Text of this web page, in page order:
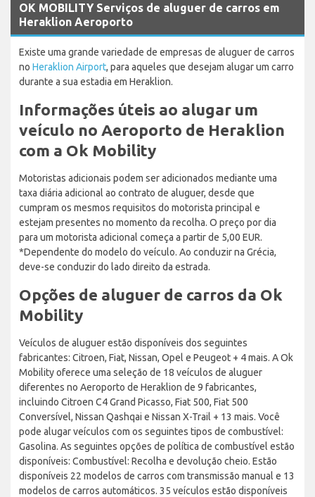
OK MOBILITY Serviços de aluguer de carros em
Heraklion Aeroporto
Existe uma grande variedade de empresas de aluguer de carros
no Heraklion Airport, para aqueles que desejam alugar um carro
durante a sua estadia em Heraklion.
Informações úteis ao alugar um
veículo no Aeroporto de Heraklion
com a Ok Mobility
Motoristas adicionais podem ser adicionados mediante uma
taxa diária adicional ao contrato de aluguer, desde que
cumpram os mesmos requisitos do motorista principal e
estejam presentes no momento da recolha. O preço por dia
para um motorista adicional começa a partir de 5,00 EUR.
*Dependente do modelo do veículo. Ao conduzir na Grécia,
deve-se conduzir do lado direito da estrada.
Opções de aluguer de carros da Ok
Mobility
Veículos de aluguer estão disponíveis dos seguintes
fabricantes: Citroen, Fiat, Nissan, Opel e Peugeot + 4 mais. A Ok
Mobility oferece uma seleção de 18 veículos de aluguer
diferentes no Aeroporto de Heraklion de 9 fabricantes,
incluindo Citroen C4 Grand Picasso, Fiat 500, Fiat 500
Conversível, Nissan Qashqai e Nissan X-Trail + 13 mais. Você
pode alugar veículos com os seguintes tipos de combustível:
Gasolina. As seguintes opções de política de combustível estão
disponíveis: Combustível: Recolha e devolução cheio. Estão
disponíveis 22 modelos de carros com transmissão manual e 13
modelos de carros automáticos. 35 veículos estão disponíveis